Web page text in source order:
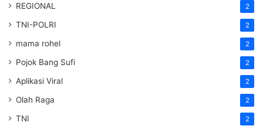
REGIONAL 2
TNI-POLRI 2
mama rohel 2
Pojok Bang Sufi 2
Aplikasi Viral 2
Olah Raga 2
TNI 2